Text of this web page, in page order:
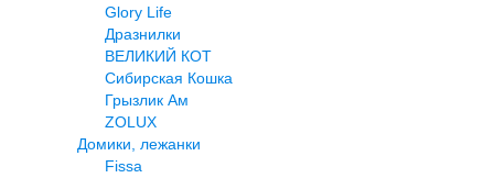
Glory Life
Дразнилки
ВЕЛИКИЙ КОТ
Сибирская Кошка
Грызлик Ам
ZOLUX
Домики, лежанки
Fissa